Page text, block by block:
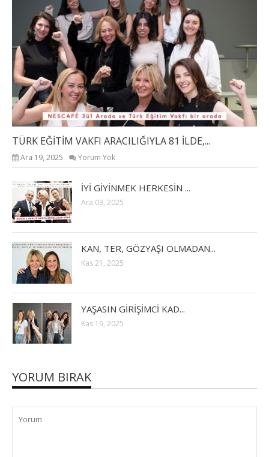
TÜRK EĞİTİM VAKFI ARACILIĞIYLA 81 İLDE,...
Ara 19, 2025 Yorum Yok
İYİ GİYİNMEK HERKESİN ...
Ara 03, 2025
KAN, TER, GÖZYAŞI OLMADAN...
Kas 21, 2025
YAŞASIN GİRİŞİMCİ KAD...
Kas 19, 2025
YORUM BIRAK